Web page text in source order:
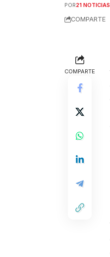
POR21 NOTICIAS
COMPARTE
COMPARTE